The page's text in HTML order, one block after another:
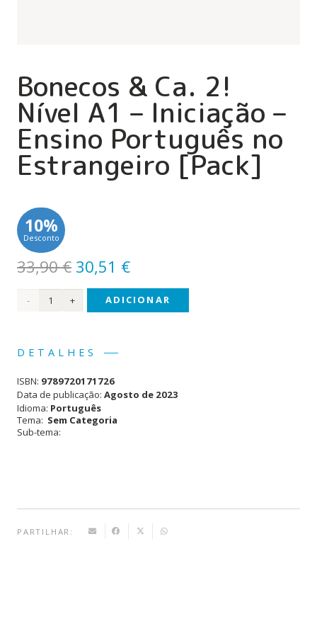
Bonecos & Ca. 2!
Nível A1 – Iniciação –
Ensino Português no
Estrangeiro [Pack]
10%
Desconto
33,90€ O
preço
original
33,90 €.
30,51 €O
preço
atual
Quantidade
2!
Nível
A1 -
Português
ADICIONAR
DETALHES
ISBN: 9789720171726
Data de publicação: Agosto de 2023
Idioma: Português
Tema: Sem Categoria
Sub-tema:
PARTILHAR: